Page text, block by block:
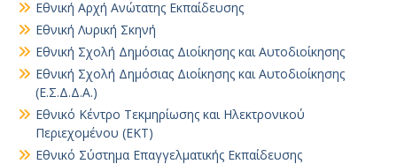
Εθνική Αρχή Ανώτατης Εκπαίδευσης
Εθνική Λυρική Σκηνή
Εθνική Σχολή Δημόσιας Διοίκησης και Αυτοδιοίκησης
Εθνική Σχολή Δημόσιας Διοίκησης και Αυτοδιοίκησης
(Ε.Σ.Δ.Δ.Α.)
Εθνικό Κέντρο Τεκμηρίωσης και Ηλεκτρονικού
Περιεχομένου (ΕΚΤ)
Εθνικό Σύστημα Επαγγελματικής Εκπαίδευσης